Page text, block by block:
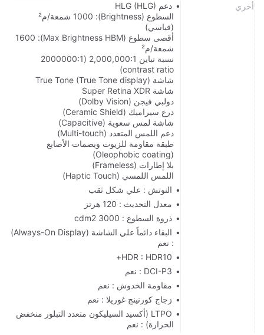
أخري
دعم HLG (HLG)
السطوع (Brightness): 1000 شمعة/م²
(قياسي)
أقصى سطوع (Max Brightness HBM): 1600
شمعة/م²
نسبة تباين 2,000,000:1 (2000000:1
contrast ratio)
شاشة True Tone (True Tone display)
شاشة Super Retina XDR
دولبي فيجن (Dolby Vision)
درع سيراميك (Ceramic Shield)
شاشة لمس سعوية (Capacitive)
دعم اللمس المتعدد (Multi-touch)
طبقة مقاومة للزيوت وبصمات الأصابع
(Oleophobic coating)
بلا إطارات (Frameless)
اللمس اللمسي (Haptic Touch)
النوتش : علي شكل ثقب
معدل التحديث : 120 هرتز
ذروة السطوع : 3000 cdm2
البقاء دائماً علي الشاشة (Always-On Display)
: نعم
HDR : HDR10+
DCI-P3 : نعم
مقاومة الخدوش : نعم
زجاج كورنينج غوريلا : نعم
LTPO (أكسيد السيليكون متعدد التبلور منخفض
الحرارة) : نعم